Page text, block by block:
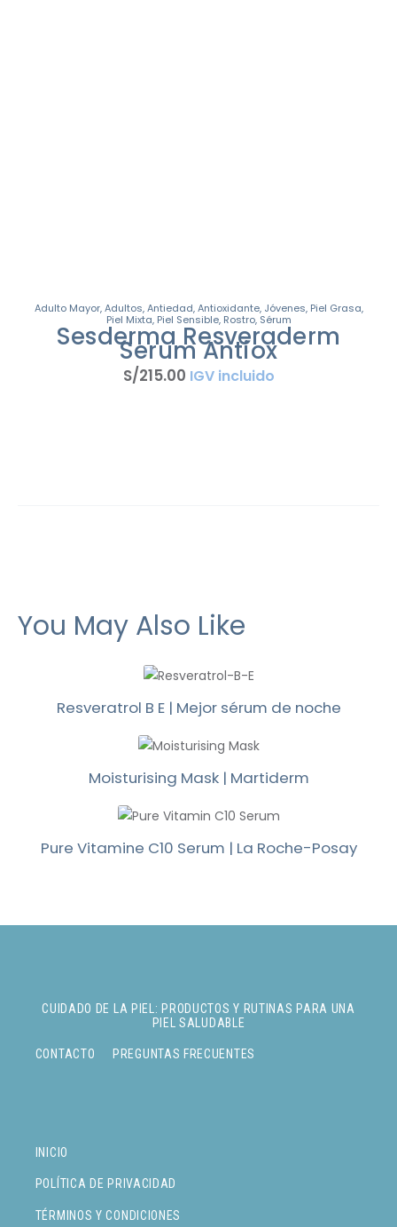
Adulto Mayor,Adultos,Antiedad,Antioxidante, Jóvenes, Piel Grasa,
Piel Mixta, Piel Sensible, Rostro, Sérum
Sesderma Resveraderm
Serum Antiox
S/215.00 IGV incluido
You May Also Like
Resveratrol B E | Mejor sérum de noche
Moisturising Mask | Martiderm
Pure Vitamine C10 Serum | La Roche-Posay
INICIO
POLÍTICA DE PRIVACIDAD
TÉRMINOS Y CONDICIONES
CUIDADO DE LA PIEL: PRODUCTOS Y RUTINAS PARA UNA
PIEL SALUDABLE
CONTACTO PREGUNTAS FRECUENTES